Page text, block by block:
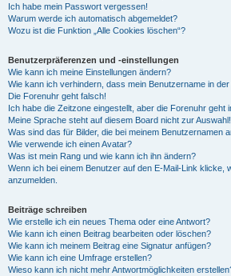
Ich habe mein Passwort vergessen!
Warum werde ich automatisch abgemeldet?
Wozu ist die Funktion „Alle Cookies löschen“?
Benutzerpräferenzen und -einstellungen
Wie kann ich meine Einstellungen ändern?
Wie kann ich verhindern, dass mein Benutzername in
Die Forenuhr geht falsch!
Ich habe die Zeitzone eingestellt, aber die Forenuhr geht
Meine Sprache steht auf diesem Board nicht zur Auswahl!
Was sind das für Bilder, die bei meinem Benutzernamen
Wie verwende ich einen Avatar?
Was ist mein Rang und wie kann ich ihn ändern?
Wenn ich bei einem Benutzer auf den E-Mail-Link klicke,
anzumelden.
Beiträge schreiben
Wie erstelle ich ein neues Thema oder eine Antwort?
Wie kann ich einen Beitrag bearbeiten oder löschen?
Wie kann ich meinem Beitrag eine Signatur anfügen?
Wie kann ich eine Umfrage erstellen?
Wieso kann ich nicht mehr Antwortmöglichkeiten